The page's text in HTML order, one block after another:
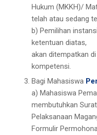
Hukum (MKKH)/
telah atau sedang
b) Pemilihan
ketentuan diatas,
akan ditempatkan
kompetensi.
Bagi Mahasiswa
a) Mahasiswa
membutuhkan
Pelaksanaan
Formulir